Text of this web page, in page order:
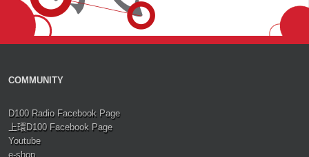
COMMUNITY
D100 Radio Facebook Page
上環D100 Facebook Page
Youtube
e-shop